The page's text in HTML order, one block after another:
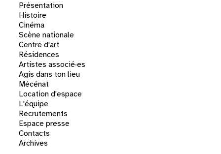
Présentation
Histoire
Cinéma
Scène nationale
Centre d'art
Résidences
Artistes associé·es
Agis dans ton lieu
Mécénat
Location d'espace
L'équipe
Recrutements
Espace presse
Contacts
Archives